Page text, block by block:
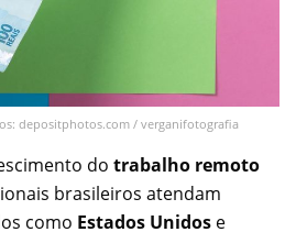
depositphotos.com / verganifotografia
do trabalho remoto
brasileiros atendam
como Estados Unidos e